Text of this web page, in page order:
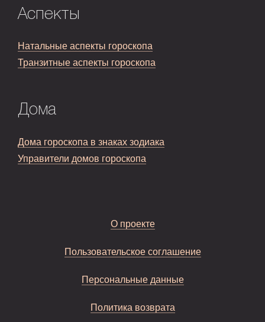
Аспекты
Натальные аспекты гороскопа
Транзитные аспекты гороскопа
Дома
Дома гороскопа в знаках зодиака
Управители домов гороскопа
О проекте
Пользовательское соглашение
Персональные данные
Политика возврата